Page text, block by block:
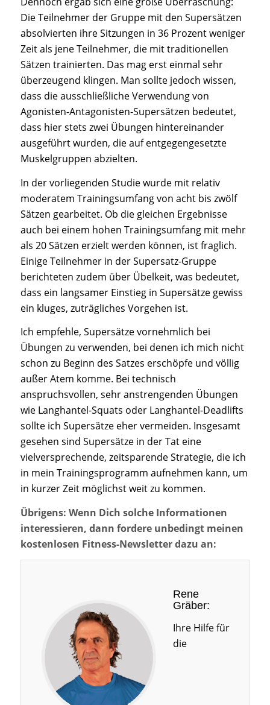
Die Teilnehmer der Gruppe mit den Supersätzen
absolvierten ihre Sitzungen in 36 Prozent weniger
Zeit als jene Teilnehmer, die mit traditionellen
Sätzen trainierten. Das mag erst einmal sehr
überzeugend klingen. Man sollte jedoch wissen,
dass die ausschließliche Verwendung von
Agonisten-Antagonisten-Supersätzen bedeutet,
dass hier stets zwei Übungen hintereinander
ausgeführt wurden, die auf entgegengesetzte
Muskelgruppen abzielten.
In der vorliegenden Studie wurde mit relativ
moderatem Trainingsumfang von acht bis zwölf
Sätzen gearbeitet. Ob die gleichen Ergebnisse
auch bei einem hohen Trainingsumfang mit mehr
als 20 Sätzen erzielt werden können, ist fraglich.
Einige Teilnehmer in der Supersatz-Gruppe
berichteten zudem über Übelkeit, was bedeutet,
dass ein langsamer Einstieg in Supersätze gewiss
ein kluges, zuträgliches Vorgehen ist.
Ich empfehle, Supersätze vornehmlich bei
Übungen zu verwenden, bei denen ich mich nicht
schon zu Beginn des Satzes erschöpfe und völlig
außer Atem komme. Bei technisch
anspruchsvollen, sehr anstrengenden Übungen
wie Langhantel-Squats oder Langhantel-Deadlifts
sollte ich Supersätze eher vermeiden. Insgesamt
gesehen sind Supersätze in der Tat eine
vielversprechende, zeitsparende Strategie, die ich
in mein Trainingsprogramm aufnehmen kann, um
in kurzer Zeit möglichst weit zu kommen.
Übrigens: Wenn Dich solche Informationen
interessieren, dann fordere unbedingt meinen
kostenlosen Fitness-Newsletter dazu an:
Rene
Gräber:
Ihre Hilfe für
die